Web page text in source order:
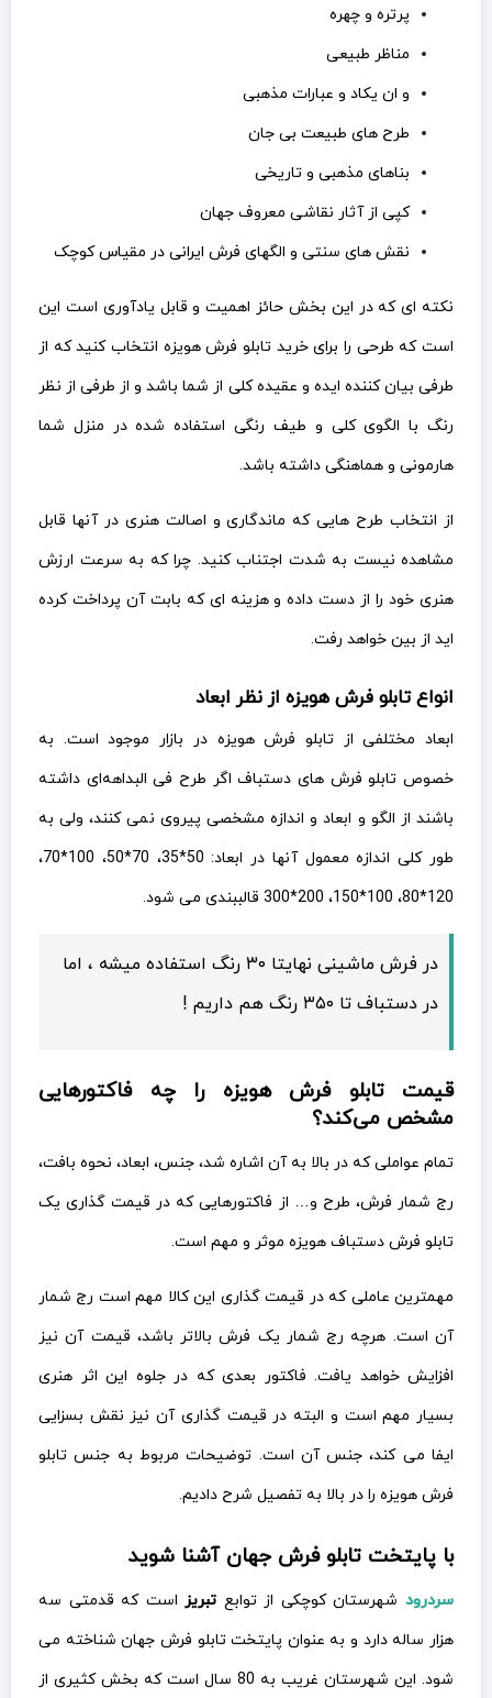
پرتره و چهره
مناظر طبیعی
و ان یکاد و عبارات مذهبی
طرح های طبیعت بی جان
بناهای مذهبی و تاریخی
کپی از آثار نقاشی معروف جهان
نقش های سنتی و الگهای فرش ایرانی در مقیاس کوچک
نکته ای که در این بخش حائز اهمیت و قابل یادآوری است این
است که طرحی را برای خرید تابلو فرش هویزه انتخاب کنید که از
طرفی بیان کننده ایده و عقیده کلی از شما باشد و از طرفی از نظر
رنگ با الگوی کلی و طیف رنگی استفاده شده در منزل شما
هارمونی و هماهنگی داشته باشد.
از انتخاب طرح هایی که ماندگاری و اصالت هنری در آنها قابل
مشاهده نیست به شدت اجتناب کنید. چرا که به سرعت ارزش
هنری خود را از دست داده و هزینه ای که بابت آن پرداخت کرده
اید از بین خواهد رفت.
انواع تابلو فرش هویزه از نظر ابعاد
ابعاد مختلفی از تابلو فرش هویزه در بازار موجود است. به
خصوص تابلو فرش های دستباف اگر طرح فی البداهه‌ای داشته
باشند از الگو و ابعاد و اندازه مشخصی پیروی نمی کنند، ولی به
طور کلی اندازه معمول آنها در ابعاد: 50*35، 70*50، 100*70،
120*80، 100*150، 200*300 قالببندی می شود.
در فرش ماشینی نهایتا ۳۰ رنگ استفاده میشه ، اما
در دستباف تا ۳۵۰ رنگ هم داریم !
قیمت تابلو فرش هویزه را چه فاکتورهایی
مشخص می‌کند؟
تمام عواملی که در بالا به آن اشاره شد، جنس، ابعاد، نحوه بافت،
رج شمار فرش، طرح و… از فاکتورهایی که در قیمت گذاری یک
تابلو فرش دستباف هویزه موثر و مهم است.
مهمترین عاملی که در قیمت گذاری این کالا مهم است رج شمار
آن است. هرچه رج شمار یک فرش بالاتر باشد، قیمت آن نیز
افزایش خواهد یافت. فاکتور بعدی که در جلوه این اثر هنری
بسیار مهم است و البته در قیمت گذاری آن نیز نقش بسزایی
ایفا می کند، جنس آن است. توضیحات مربوط به جنس تابلو
فرش هویزه را در بالا به تفصیل شرح دادیم.
با پایتخت تابلو فرش جهان آشنا شوید
سردرودشهرستان کوچکی از توابع تبریزاست که قدمتی سه
هزار ساله دارد و به عنوان پایتخت تابلو فرش جهان شناخته می
شود. این شهرستان غریب به 80 سال است که بخش کثیری از